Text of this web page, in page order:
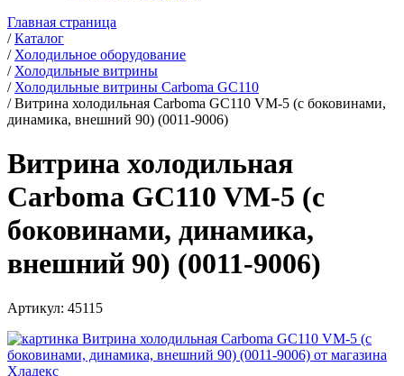
Главная страница
/Каталог
/ Холодильное оборудование
/ Холодильные витрины
/ Холодильные витрины Carboma GC110
/Витрина холодильная Carboma GC110 VM-5 (с боковинами,
динамика, внешний 90) (0011-9006)
Витрина холодильная
Carboma GC110 VM-5 (с
боковинами, динамика,
внешний 90) (0011-9006)
Артикул: 45115